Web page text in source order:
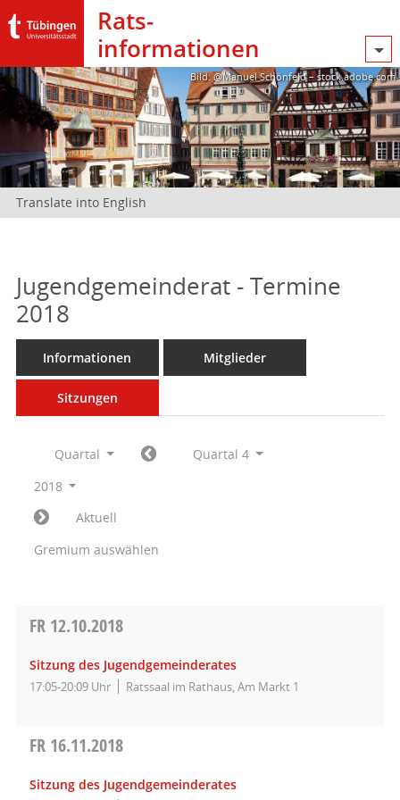
Rats­
informationen
Bild: @Manuel Schönfeld – stock.adobe.com
Translate into English
Jugendgemeinderat - Termine
2018
Informationen Mitglieder
Sitzungen
Quartal
Quartal 4
2018
Aktuell
Gremium auswählen
FR 12.10.2018
Sitzung des Jugendgemeinderates
17:05-20:09 Uhr Ratssaal im Rathaus, Am Markt 1
FR 16.11.2018
Sitzung des Jugendgemeinderates